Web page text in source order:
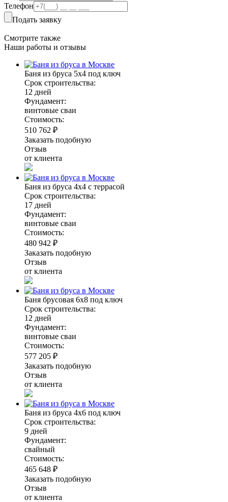
Телефон
Подать заявку
Смотрите также
Наши работы и отзывы
Баня из бруса 5х4 под ключ
Срок строительства:
12 дней
Фундамент:
винтовые сваи
Стоимость:
510 762 ₽
Заказать подобную
Отзыв
от клиента
Баня из бруса 4х4 с террасой
Срок строительства:
17 дней
Фундамент:
винтовые сваи
Стоимость:
480 942 ₽
Заказать подобную
Отзыв
от клиента
Баня брусовая 6х8 под ключ
Срок строительства:
12 дней
Фундамент:
винтовые сваи
Стоимость:
577 205 ₽
Заказать подобную
Отзыв
от клиента
Баня из бруса 4х6 под ключ
Срок строительства:
9 дней
Фундамент:
свайный
Стоимость:
465 648 ₽
Заказать подобную
Отзыв
от клиента